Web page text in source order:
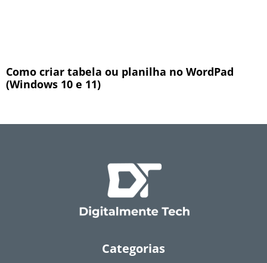
Como criar tabela ou planilha no WordPad
(Windows 10 e 11)
Categorias